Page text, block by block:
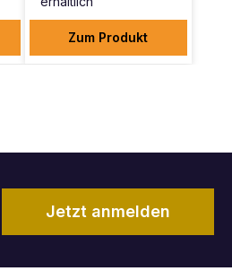
Zum Produkt
Jetzt anmelden